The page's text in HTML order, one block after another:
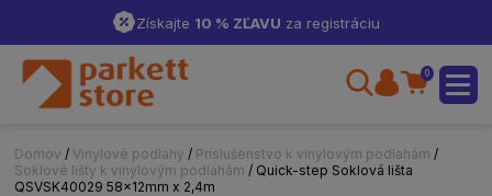
Získajte 10 % ZĽAVU za registráciu
0
Domov / Vinylové podlahy / Príslušenstvo k vinylovým podlahám /
Soklové lišty k vinylovým podlahám / Quick-step Soklová lišta
QSVSK40029 58x12mm x 2,4m